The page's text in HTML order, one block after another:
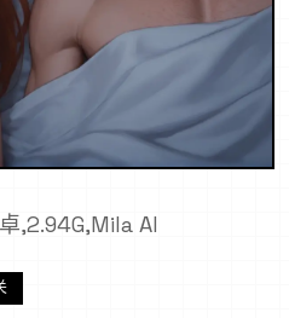
,2.94G,Mila AI